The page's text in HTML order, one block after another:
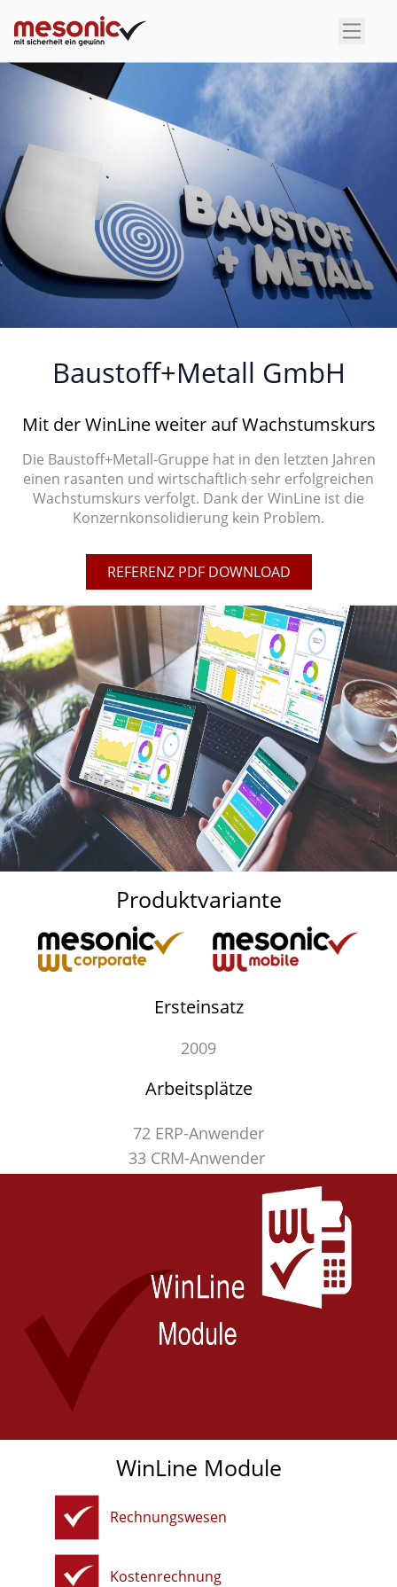
×
Baustoff+Metall GmbH
Mit der WinLine weiter auf Wachstumskurs
Die Baustoff+Metall-Gruppe hat in den letzten Jahren
einen rasanten und wirtschaftlich sehr erfolgreichen
Wachstumskurs verfolgt. Dank der WinLine ist die
Konzernkonsolidierung kein Problem.
REFERENZ PDF DOWNLOAD
Produktvariante
Ersteinsatz
2009
Arbeitsplätze
72 ERP-Anwender
33 CRM-Anwender
WinLine Module
Rechnungswesen
Kostenrechnung